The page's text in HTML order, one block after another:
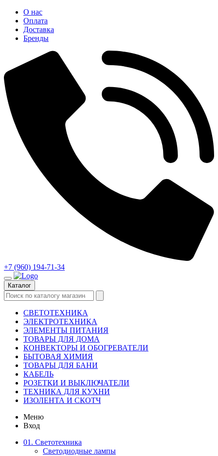
О нас
Оплата
Доставка
Бренды
+7 (960) 194-71-34
Каталог
СВЕТОТЕХНИКА
ЭЛЕКТРОТЕХНИКА
ЭЛЕМЕНТЫ ПИТАНИЯ
ТОВАРЫ ДЛЯ ДОМА
КОНВЕКТОРЫ И ОБОГРЕВАТЕЛИ
БЫТОВАЯ ХИМИЯ
ТОВАРЫ ДЛЯ БАНИ
КАБЕЛЬ
РОЗЕТКИ И ВЫКЛЮЧАТЕЛИ
ТЕХНИКА ДЛЯ КУХНИ
ИЗОЛЕНТА И СКОТЧ
Меню
Вход
01. Светотехника
Светодиодные лампы